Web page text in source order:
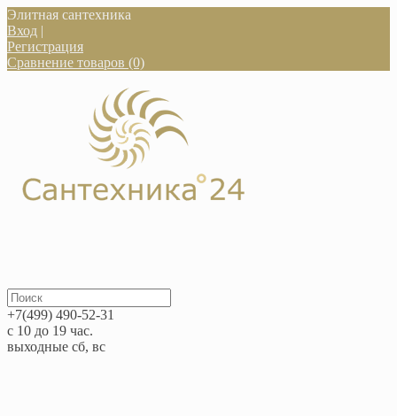
Элитная сантехника
Вход |
Регистрация
Сравнение товаров (0)
+7(499) 490-52-31
с 10 до 19 час.
выходные сб, вс